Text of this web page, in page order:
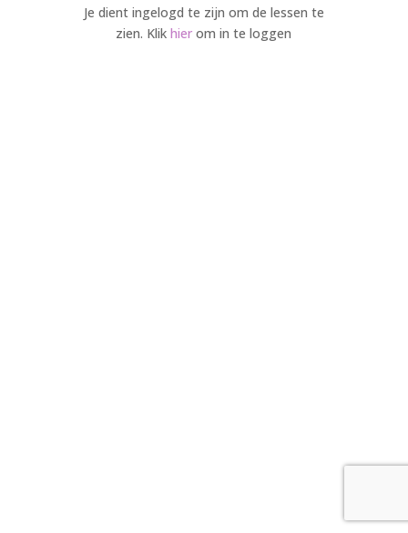
Je dient ingelogd te zijn om de lessen te
zien. Klikhier om in te loggen